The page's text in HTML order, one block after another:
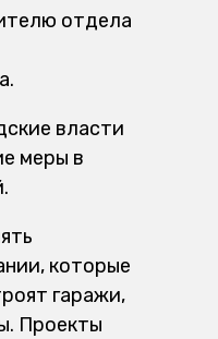
отдела
власти
меры в
которые
гаражи,
Проекты